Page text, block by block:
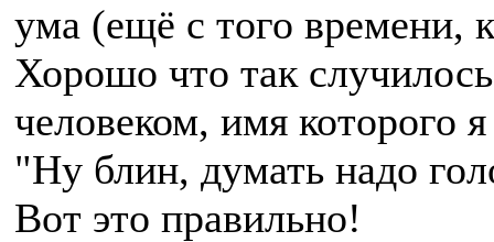
ума (ещё с того времени,
Хорошо что так
человеком, имя которого
"Ну блин, думать надо
Вот это правильно!